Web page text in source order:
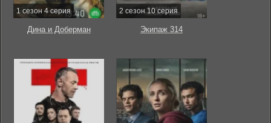
1 сезон 4 серия
Дина и Доберман
2 сезон 10 серия
Экипаж 314